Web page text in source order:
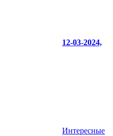
12-03-2024,
Интересные